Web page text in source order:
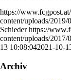
https://
content/uploads/
Schieder https://
content/uploads/
13 10:08:042021-10-
Archiv